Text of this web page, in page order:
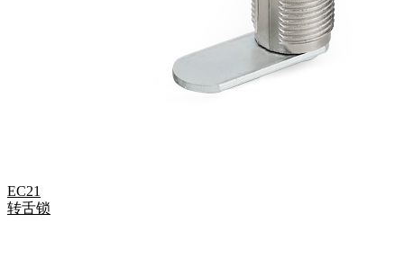
EC21
转舌锁